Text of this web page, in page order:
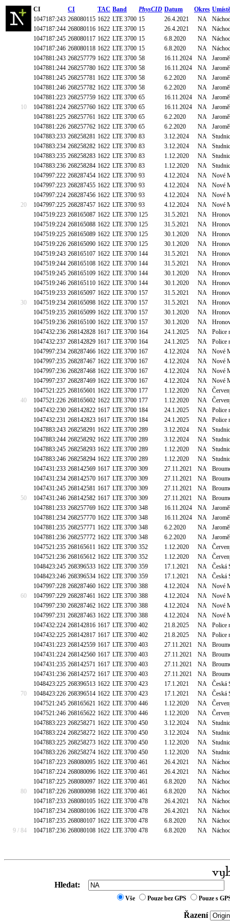
CI CI TAC Band PhysCID Datum Okres
1047187:243 268080115 1622 LTE 3700 15 26.4.2021 NA
1047187:244 268080116 1622 LTE 3700 15 26.4.2021 NA
1047187:245 268080117 1622 LTE 3700 15 6.8.2020 NA
1047187:246 268080118 1622 LTE 3700 15 6.8.2020 NA
1047881:243 268257779 1622 LTE 3700 58 16.11.2024 NA
1047881:244 268257780 1622 LTE 3700 58 16.11.2024 NA
1047881:245 268257781 1622 LTE 3700 58 6.2.2020 NA
1047881:246 268257782 1622 LTE 3700 58 6.2.2020 NA
1047881:223 268257759 1622 LTE 3700 65 16.11.2024 NA
10
1047881:224 268257760 1622 LTE 3700 65 16.11.2024 NA
1047881:225 268257761 1622 LTE 3700 65 6.2.2020 NA
1047881:226 268257762 1622 LTE 3700 65 6.2.2020 NA
1047883:233 268258281 1622 LTE 3700 83 3.12.2024 NA
1047883:234 268258282 1622 LTE 3700 83 3.12.2024 NA
1047883:235 268258283 1622 LTE 3700 83 1.12.2020 NA
1047883:236 268258284 1622 LTE 3700 83 1.12.2020 NA
1047997:222 268287454 1622 LTE 3700 93 4.12.2024 NA
Nové
1047997:223 268287455 1622 LTE 3700 93 4.12.2024 NA
Nové
1047997:224 268287456 1622 LTE 3700 93 4.12.2024 NA
Nové
20
1047997:225 268287457 1622 LTE 3700 93 4.12.2024 NA
Nové
1047519:223 268165087 1622 LTE 3700 125 31.5.2021 NA
1047519:224 268165088 1622 LTE 3700 125 31.5.2021 NA
1047519:225 268165089 1622 LTE 3700 125 30.1.2020 NA
1047519:226 268165090 1622 LTE 3700 125 30.1.2020 NA
1047519:243 268165107 1622 LTE 3700 144 31.5.2021 NA
1047519:244 268165108 1622 LTE 3700 144 31.5.2021 NA
1047519:245 268165109 1622 LTE 3700 144 30.1.2020 NA
1047519:246 268165110 1622 LTE 3700 144 30.1.2020 NA
1047519:233 268165097 1622 LTE 3700 157 31.5.2021 NA
30
1047519:234 268165098 1622 LTE 3700 157 31.5.2021 NA
1047519:235 268165099 1622 LTE 3700 157 30.1.2020 NA
1047519:236 268165100 1622 LTE 3700 157 30.1.2020 NA
1047432:236 268142828 1617 LTE 3700 164 24.1.2025 NA
Police
1047432:237 268142829 1617 LTE 3700 164 24.1.2025 NA
Police
1047997:234 268287466 1622 LTE 3700 167 4.12.2024 NA
Nové
1047997:235 268287467 1622 LTE 3700 167 4.12.2024 NA
Nové
1047997:236 268287468 1622 LTE 3700 167 4.12.2024 NA
Nové
1047997:237 268287469 1622 LTE 3700 167 4.12.2024 NA
Nové
1047521:225 268165601 1622 LTE 3700 177 1.12.2020 NA
40
1047521:226 268165602 1622 LTE 3700 177 1.12.2020 NA
1047432:230 268142822 1617 LTE 3700 184 24.1.2025 NA
Police
1047432:231 268142823 1617 LTE 3700 184 24.1.2025 NA
Police
1047883:243 268258291 1622 LTE 3700 289 3.12.2024 NA
1047883:244 268258292 1622 LTE 3700 289 3.12.2024 NA
1047883:245 268258293 1622 LTE 3700 289 1.12.2020 NA
1047883:246 268258294 1622 LTE 3700 289 1.12.2020 NA
1047431:233 268142569 1617 LTE 3700 309 27.11.2021 NA
1047431:234 268142570 1617 LTE 3700 309 27.11.2021 NA
1047431:245 268142581 1617 LTE 3700 309 27.11.2021 NA
50
1047431:246 268142582 1617 LTE 3700 309 27.11.2021 NA
1047881:233 268257769 1622 LTE 3700 348 16.11.2024 NA
1047881:234 268257770 1622 LTE 3700 348 16.11.2024 NA
1047881:235 268257771 1622 LTE 3700 348 6.2.2020 NA
1047881:236 268257772 1622 LTE 3700 348 6.2.2020 NA
1047521:235 268165611 1622 LTE 3700 352 1.12.2020 NA
1047521:236 268165612 1622 LTE 3700 352 1.12.2020 NA
1048423:245 268396533 1622 LTE 3700 359 17.1.2021 NA
Česká
1048423:246 268396534 1622 LTE 3700 359 17.1.2021 NA
Česká
1047997:228 268287460 1622 LTE 3700 388 4.12.2024 NA
Nové
60
1047997:229 268287461 1622 LTE 3700 388 4.12.2024 NA
Nové
1047997:230 268287462 1622 LTE 3700 388 4.12.2024 NA
Nové
1047997:231 268287463 1622 LTE 3700 388 4.12.2024 NA
Nové
1047432:224 268142816 1617 LTE 3700 402 21.8.2025 NA
Police
1047432:225 268142817 1617 LTE 3700 402 21.8.2025 NA
Police
1047431:223 268142559 1617 LTE 3700 403 27.11.2021 NA
1047431:224 268142560 1617 LTE 3700 403 27.11.2021 NA
1047431:235 268142571 1617 LTE 3700 403 27.11.2021 NA
1047431:236 268142572 1617 LTE 3700 403 27.11.2021 NA
1048423:225 268396513 1622 LTE 3700 423 17.1.2021 NA
Česká
70
1048423:226 268396514 1622 LTE 3700 423 17.1.2021 NA
Česká
1047521:245 268165621 1622 LTE 3700 446 1.12.2020 NA
1047521:246 268165622 1622 LTE 3700 446 1.12.2020 NA
1047883:223 268258271 1622 LTE 3700 450 3.12.2024 NA
1047883:224 268258272 1622 LTE 3700 450 3.12.2024 NA
1047883:225 268258273 1622 LTE 3700 450 1.12.2020 NA
1047883:226 268258274 1622 LTE 3700 450 1.12.2020 NA
1047187:223 268080095 1622 LTE 3700 461 26.4.2021 NA
1047187:224 268080096 1622 LTE 3700 461 26.4.2021 NA
1047187:225 268080097 1622 LTE 3700 461 6.8.2020 NA
80
1047187:226 268080098 1622 LTE 3700 461 6.8.2020 NA
1047187:233 268080105 1622 LTE 3700 478 26.4.2021 NA
1047187:234 268080106 1622 LTE 3700 478 26.4.2021 NA
1047187:235 268080107 1622 LTE 3700 478 6.8.2020 NA
9 / 84
1047187:236 268080108 1622 LTE 3700 478 6.8.2020 NA
Hledat:
Vše Pouze bez GPS Pouze s
Řazení